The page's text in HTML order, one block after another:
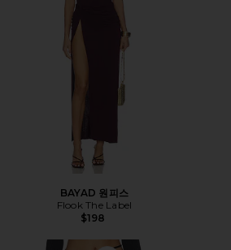
BAYAD 원피스
Flook The Label
$198